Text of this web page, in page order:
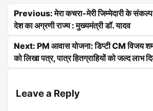
Post navigation
Previous: मेरा कचरा-मेरी जिम्मेदारी के
देश का अग्रणी राज्य : मुख्यमंत्री डॉ. यादव
Next: PM आवास योजना: डिप्टी CM विजय
को लिखा पत्र, पात्र हितग्राहियों को जल्द लाभ
Leave a Reply